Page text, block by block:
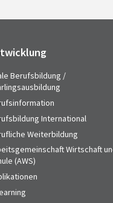
Berufsbildung /
International
Weiterbildung
Wirtschaft
(AWS)